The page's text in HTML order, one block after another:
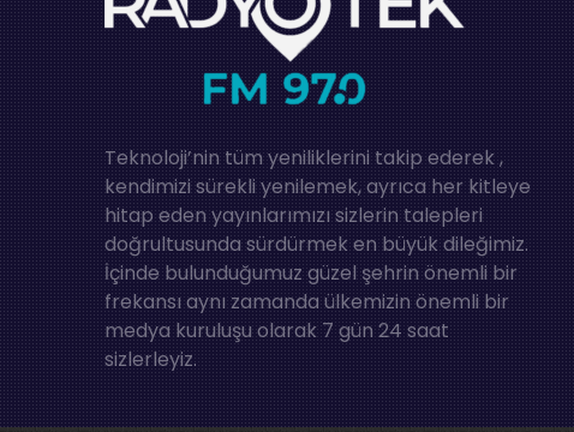
Teknoloji’nin tüm yeniliklerini takip ederek ,
kendimizi sürekli yenilemek, ayrıca her kitleye
hitap eden yayınlarımızı sizlerin talepleri
doğrultusunda sürdürmek en büyük dileğimiz.
İçinde bulunduğumuz güzel şehrin önemli bir
frekansı aynı zamanda ülkemizin önemli bir
medya kuruluşu olarak 7 gün 24 saat
sizlerleyiz.